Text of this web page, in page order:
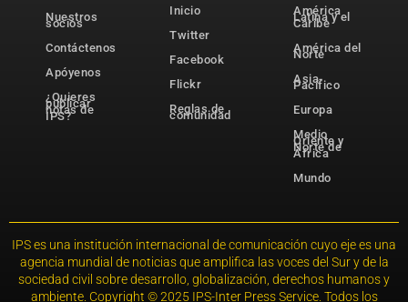
Nuestros
socios
Contáctenos
Apóyenos
¿Quieres
publicar
notas de
IPS?
Inicio
Twitter
Facebook
Flickr
Reglas de
comunidad
América
Latina y el
Caribe
América del
Norte
Asia-
Pacífico
Europa
Medio
Oriente y
Norte de
África
Mundo
IPS es una institución internacional de comunicación cuyo eje es una
agencia mundial de noticias que amplifica las voces del Sur y de la
sociedad civil sobre desarrollo, globalización, derechos humanos y
ambiente. Copyright © 2025 IPS-Inter Press Service. Todos los